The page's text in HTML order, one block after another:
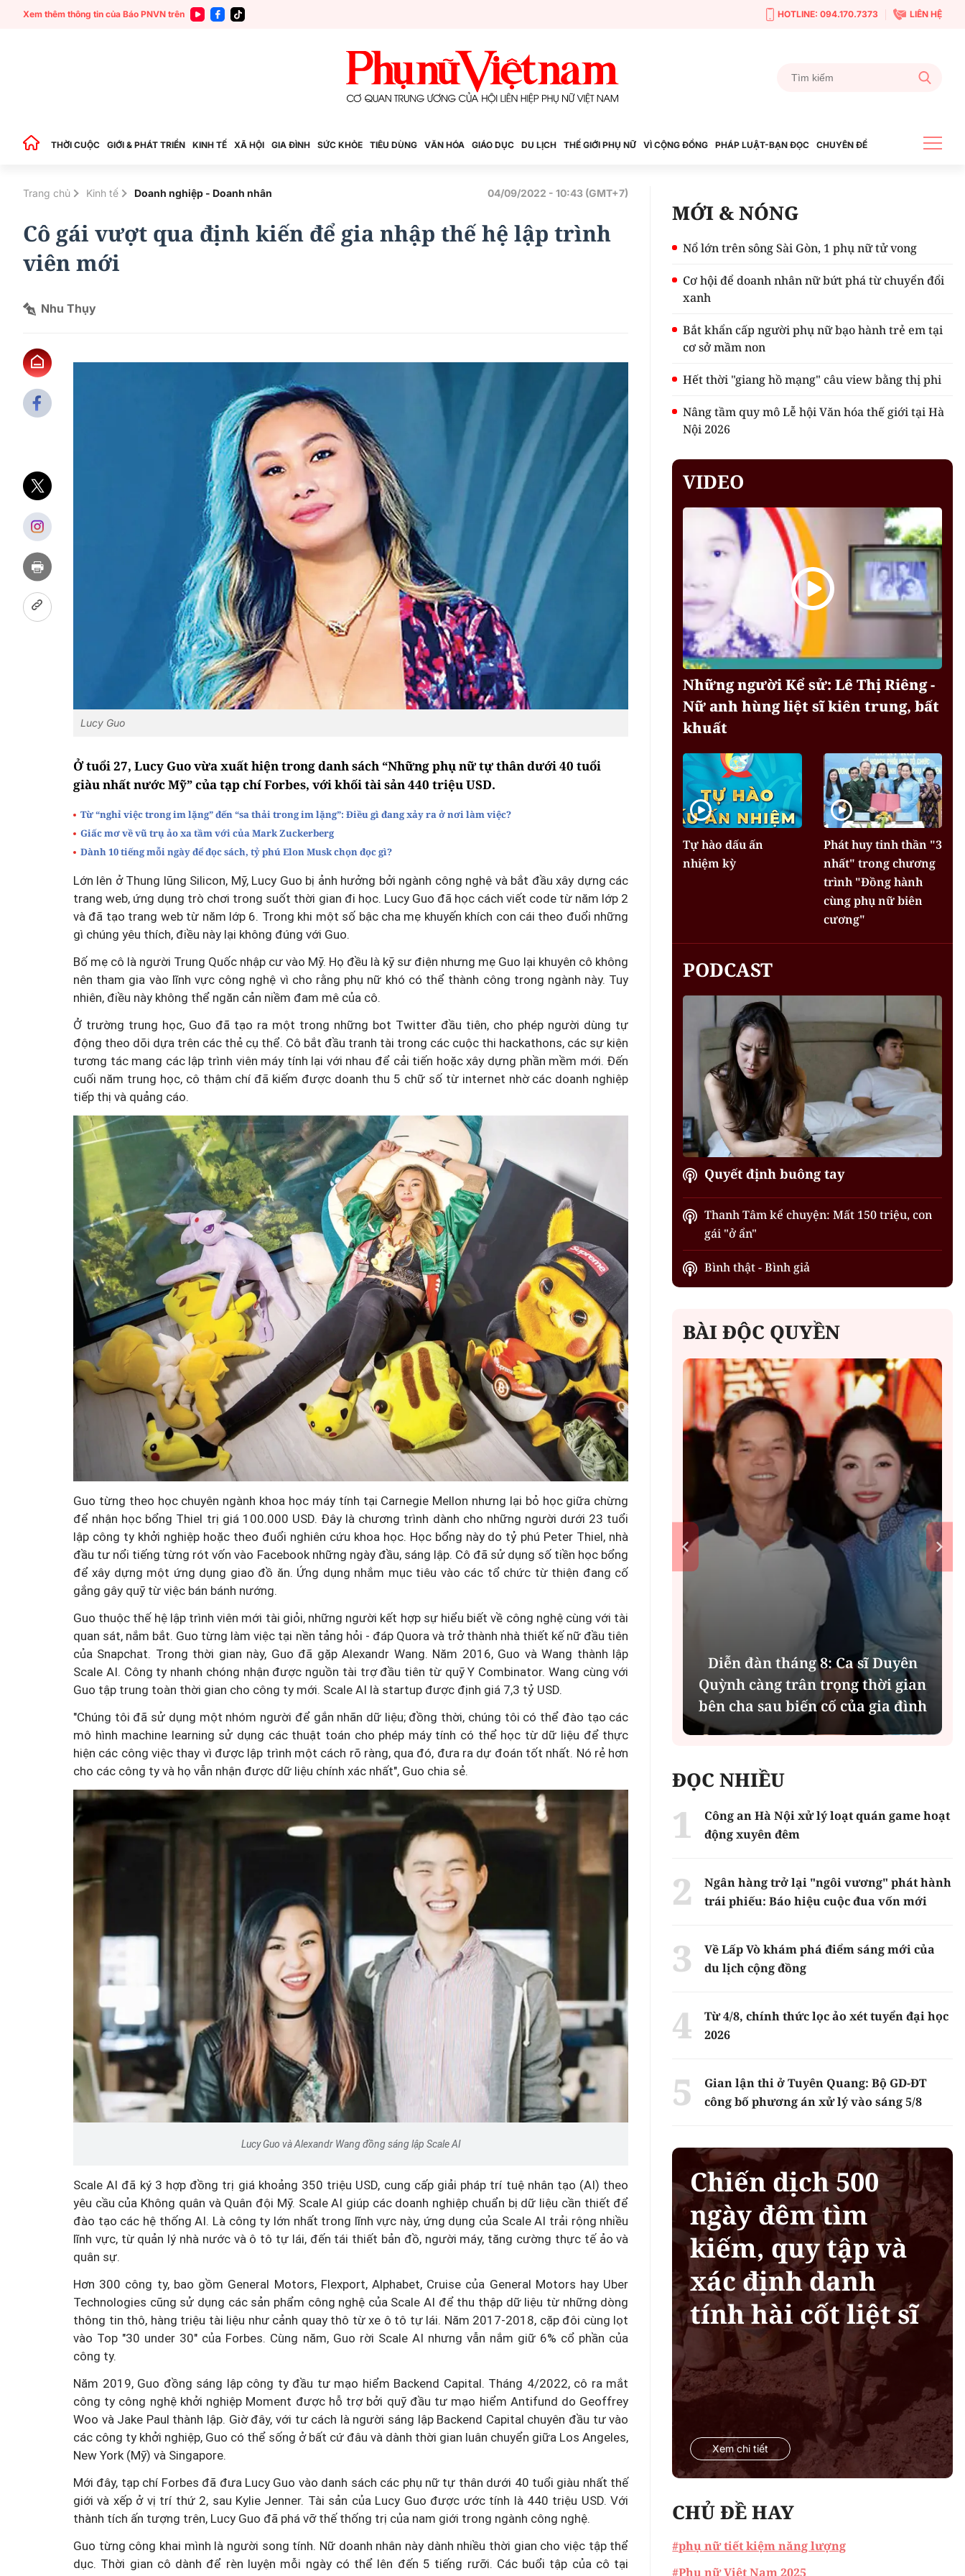
Xem thêm thông tin của Báo PNVN trên HOTLINE: 094.170.7373 LIÊN HỆ
THỜI CUỘC GIỚI & PHÁT TRIỂN KINH TẾ XÃ HỘI GIA ĐÌNH SỨC KHỎE TIÊU DÙNG VĂN HÓA GIÁO DỤC DU LỊCH THẾ GIỚI PHỤ NỮ VÌ CỘNG ĐỒNG PHÁP LUẬT-BẠN ĐỌC CHUYÊN ĐỀ
Trang chủ Kinh tế Doanh nghiệp - Doanh nhân 04/09/2022 - 10:43 (GMT+7)
Cô gái vượt qua định kiến để gia nhập thế hệ lập trình
viên mới
Nhu Thụy
Lucy Guo
Ở tuổi 27, Lucy Guo vừa xuất hiện trong danh sách “Những phụ nữ tự thân dưới 40 tuổi
giàu nhất nước Mỹ” của tạp chí Forbes, với khối tài sản 440 triệu USD.
Từ “nghỉ việc trong im lặng” đến “sa thải trong im lặng”: Điều gì đang xảy ra ở nơi làm việc?
Giấc mơ về vũ trụ ảo xa tầm với của Mark Zuckerberg
Dành 10 tiếng mỗi ngày để đọc sách, tỷ phú Elon Musk chọn đọc gì?
Lớn lên ở Thung lũng Silicon, Mỹ, Lucy Guo bị ảnh hưởng bởi ngành công nghệ và bắt đầu xây dựng các
trang web, ứng dụng trò chơi trong suốt thời gian đi học. Lucy Guo đã học cách viết code từ năm lớp 2
và đã tạo trang web từ năm lớp 6. Trong khi một số bậc cha mẹ khuyến khích con cái theo đuổi những
gì chúng yêu thích, điều này lại không đúng với Guo.
Bố mẹ cô là người Trung Quốc nhập cư vào Mỹ. Họ đều là kỹ sư điện nhưng mẹ Guo lại khuyên cô không
nên tham gia vào lĩnh vực công nghệ vì cho rằng phụ nữ khó có thể thành công trong ngành này. Tuy
nhiên, điều này không thể ngăn cản niềm đam mê của cô.
Ở trường trung học, Guo đã tạo ra một trong những bot Twitter đầu tiên, cho phép người dùng tự
động theo dõi dựa trên các thẻ cụ thể. Cô bắt đầu tranh tài trong các cuộc thi hackathons, các sự kiện
tương tác mang các lập trình viên máy tính lại với nhau để cải tiến hoặc xây dựng phần mềm mới. Đến
cuối năm trung học, cô thậm chí đã kiếm được doanh thu 5 chữ số từ internet nhờ các doanh nghiệp
tiếp thị và quảng cáo.
Guo từng theo học chuyên ngành khoa học máy tính tại Carnegie Mellon nhưng lại bỏ học giữa chừng
để nhận học bổng Thiel trị giá 100.000 USD. Đây là chương trình dành cho những người dưới 23 tuổi
lập công ty khởi nghiệp hoặc theo đuổi nghiên cứu khoa học. Học bổng này do tỷ phú Peter Thiel, nhà
đầu tư nổi tiếng từng rót vốn vào Facebook những ngày đầu, sáng lập. Cô đã sử dụng số tiền học bổng
để xây dựng một ứng dụng giao đồ ăn. Ứng dụng nhắm mục tiêu vào các tổ chức từ thiện đang cố
gắng gây quỹ từ việc bán bánh nướng.
Guo thuộc thế hệ lập trình viên mới tài giỏi, những người kết hợp sự hiểu biết về công nghệ cùng với tài
quan sát, nắm bắt. Guo từng làm việc tại nền tảng hỏi - đáp Quora và trở thành nhà thiết kế nữ đầu tiên
của Snapchat. Trong thời gian này, Guo đã gặp Alexandr Wang. Năm 2016, Guo và Wang thành lập
Scale AI. Công ty nhanh chóng nhận được nguồn tài trợ đầu tiên từ quỹ Y Combinator. Wang cùng với
Guo tập trung toàn thời gian cho công ty mới. Scale AI là startup được định giá 7,3 tỷ USD.
"Chúng tôi đã sử dụng một nhóm người để gắn nhãn dữ liệu; đồng thời, chúng tôi có thể đào tạo các
mô hình machine learning sử dụng các thuật toán cho phép máy tính có thể học từ dữ liệu để thực
hiện các công việc thay vì được lập trình một cách rõ ràng, qua đó, đưa ra dự đoán tốt nhất. Nó rẻ hơn
cho các công ty và họ vẫn nhận được dữ liệu chính xác nhất", Guo chia sẻ.
Lucy Guo và Alexandr Wang đồng sáng lập Scale AI
Scale AI đã ký 3 hợp đồng trị giá khoảng 350 triệu USD, cung cấp giải pháp trí tuệ nhân tạo (AI) theo
yêu cầu của Không quân và Quân đội Mỹ. Scale AI giúp các doanh nghiệp chuẩn bị dữ liệu cần thiết để
đào tạo các hệ thống AI. Là công ty lớn nhất trong lĩnh vực này, ứng dụng của Scale AI trải rộng nhiều
lĩnh vực, từ quản lý nhà nước và ô tô tự lái, đến tái thiết bản đồ, người máy, tăng cường thực tế ảo và
quân sự.
Hơn 300 công ty, bao gồm General Motors, Flexport, Alphabet, Cruise của General Motors hay Uber
Technologies cũng sử dụng các sản phẩm công nghệ của Scale AI để thu thập dữ liệu từ những dòng
thông tin thô, hàng triệu tài liệu như cảnh quay thô từ xe ô tô tự lái. Năm 2017-2018, cặp đôi cùng lọt
vào Top "30 under 30" của Forbes. Cùng năm, Guo rời Scale AI nhưng vẫn nắm giữ 6% cổ phần của
công ty.
Năm 2019, Guo đồng sáng lập công ty đầu tư mạo hiểm Backend Capital. Tháng 4/2022, cô ra mắt
công ty công nghệ khởi nghiệp Moment được hỗ trợ bởi quỹ đầu tư mạo hiểm Antifund do Geoffrey
Woo và Jake Paul thành lập. Giờ đây, với tư cách là người sáng lập Backend Capital chuyên đầu tư vào
các công ty khởi nghiệp, Guo có thể sống ở bất cứ đâu và dành thời gian luân chuyển giữa Los Angeles,
New York (Mỹ) và Singapore.
Mới đây, tạp chí Forbes đã đưa Lucy Guo vào danh sách các phụ nữ tự thân dưới 40 tuổi giàu nhất thế
giới và xếp ở vị trí thứ 2, sau Kylie Jenner. Tài sản của Lucy Guo được ước tính là 440 triệu USD. Với
thành tích ấn tượng trên, Lucy Guo đã phá vỡ thế thống trị của nam giới trong ngành công nghệ.
Guo từng công khai mình là người song tính. Nữ doanh nhân này dành nhiều thời gian cho việc tập thể
dục. Thời gian cô dành để rèn luyện mỗi ngày có thể lên đến 5 tiếng rưỡi. Các buổi tập của cô tại
MỚI & NÓNG
Nổ lớn trên sông Sài Gòn, 1 phụ nữ tử vong
Cơ hội để doanh nhân nữ bứt phá từ chuyển đổi
xanh
Bắt khẩn cấp người phụ nữ bạo hành trẻ em tại
cơ sở mầm non
Hết thời "giang hồ mạng" câu view bằng thị phi
Nâng tầm quy mô Lễ hội Văn hóa thế giới tại Hà
Nội 2026
VIDEO
Những người Kể sử: Lê Thị Riêng -
Nữ anh hùng liệt sĩ kiên trung, bất
khuất
Tự hào dấu ấn
nhiệm kỳ
Phát huy tinh thần "3
nhất" trong chương
trình "Đồng hành
cùng phụ nữ biên
cương"
PODCAST
Quyết định buông tay
Thanh Tâm kể chuyện: Mất 150 triệu, con
gái "ở ẩn"
Bình thật - Bình giả
BÀI ĐỘC QUYỀN
Một cuộc hôn nhân tan vỡ, 3
mảnh đất và bản án vì lẽ công
Hà Nội thu hút bác sĩ về trạm y
tế, tạo điều kiện để người dân
tiếp cận các dịch vụ y tế kỹ thuật
Diễn đàn tháng 8: Ca sĩ Duyên
Quỳnh càng trân trọng thời gian
bên cha sau biến cố của gia đình
ĐỌC NHIỀU
Công an Hà Nội xử lý loạt quán game hoạt
động xuyên đêm
Ngân hàng trở lại "ngôi vương" phát hành
trái phiếu: Báo hiệu cuộc đua vốn mới
Về Lấp Vò khám phá điểm sáng mới của
du lịch cộng đồng
Từ 4/8, chính thức lọc ảo xét tuyển đại học
2026
Gian lận thi ở Tuyên Quang: Bộ GD-ĐT
công bố phương án xử lý vào sáng 5/8
Chiến dịch 500
ngày đêm tìm
kiếm, quy tập và
xác định danh
tính hài cốt liệt sĩ
Xem chi tiết
CHỦ ĐỀ HAY
#phụ nữ tiết kiệm năng lượng
#Phụ nữ Việt Nam 2025